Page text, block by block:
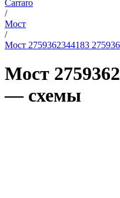
Carraro
/
Мост
/
Мост 2759362344183
Мост
— схемы